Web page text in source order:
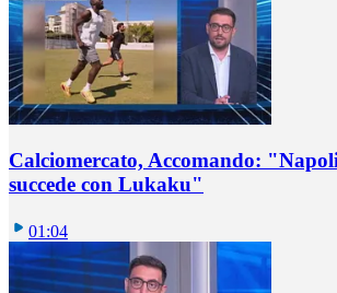
Calciomercato, Accomando:
succede con Lukaku"
01:04